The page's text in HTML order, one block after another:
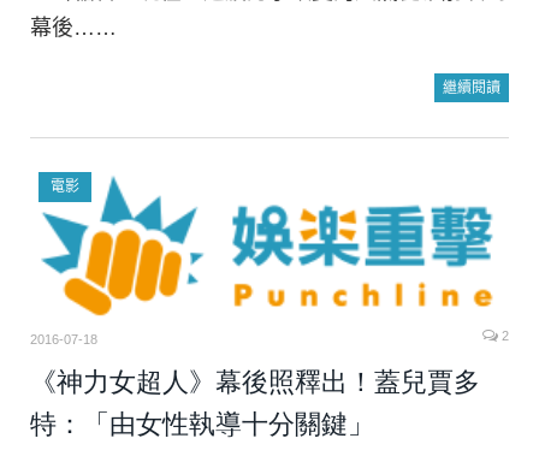
幕後……
繼續閱讀
電影
2016-07-18 2
《神力女超人》幕後照釋出！蓋兒賈多
特：「由女性執導十分關鍵」